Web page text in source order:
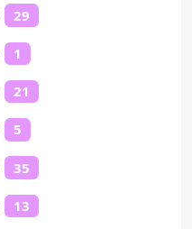
29
1
21
5
35
13